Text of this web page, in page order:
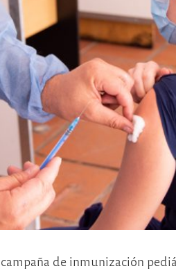
de inmunización